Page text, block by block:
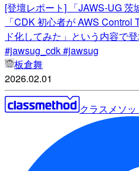
[登壇レポート] 「JAWS-UG
「CDK 初心者が AWS
ド化してみた」という内容で
#jawsug_cdk #jawsug
板倉舞
2026.02.01
クラスメソ